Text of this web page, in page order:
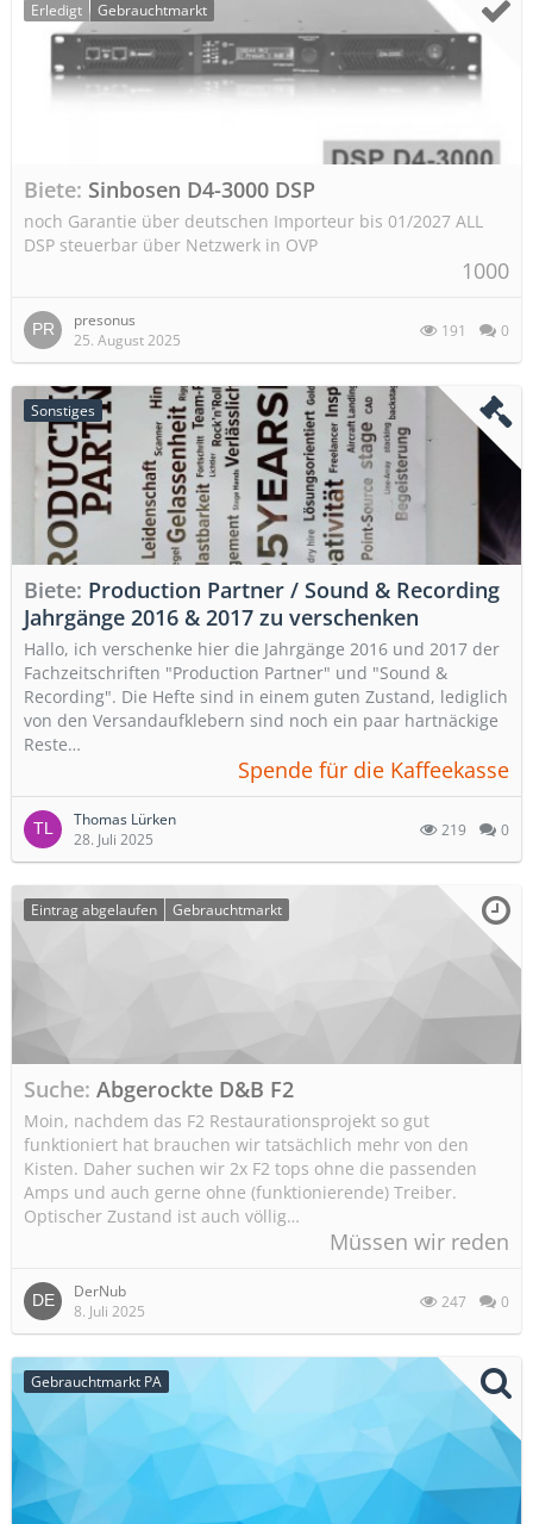
Erledigt Gebrauchtmarkt
Biete Sinbosen D4-3000 DSP
noch Garantie über deutschen Importeur bis 01/2027 ALL
DSP steuerbar über Netzwerk in OVP
1000
presonus
25. August 2025
191 0
Sonstiges
Biete Production Partner / Sound & Recording
Jahrgänge 2016 & 2017 zu verschenken
Hallo, ich verschenke hier die Jahrgänge 2016 und 2017 der
Fachzeitschriften "Production Partner" und "Sound &
Recording". Die Hefte sind in einem guten Zustand, lediglich
von den Versandaufklebern sind noch ein paar hartnäckige
Reste…
Spende für die Kaffeekasse
Thomas Lürken
28. Juli 2025
219 0
Eintrag abgelaufen Gebrauchtmarkt
Suche Abgerockte D&B F2
Moin, nachdem das F2 Restaurationsprojekt so gut
funktioniert hat brauchen wir tatsächlich mehr von den
Kisten. Daher suchen wir 2x F2 tops ohne die passenden
Amps und auch gerne ohne (funktionierende) Treiber.
Optischer Zustand ist auch völlig…
Müssen wir reden
DerNub
8. Juli 2025
247 0
Gebrauchtmarkt PA